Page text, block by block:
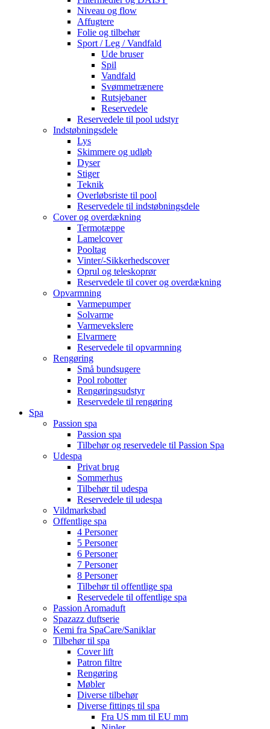
Niveau og flow
Affugtere
Folie og tilbehør
Sport / Leg / Vandfald
Ude bruser
Spil
Vandfald
Svømmetrænere
Rutsjebaner
Reservedele
Reservedele til pool udstyr
Indstøbningsdele
Lys
Skimmere og udløb
Dyser
Stiger
Teknik
Overløbsriste til pool
Reservedele til indstøbningsdele
Cover og overdækning
Termotæppe
Lamelcover
Pooltag
Vinter/-Sikkerhedscover
Oprul og teleskoprør
Reservedele til cover og overdækning
Opvarmning
Varmepumper
Solvarme
Varmevekslere
Elvarmere
Reservedele til opvarmning
Rengøring
Små bundsugere
Pool robotter
Rengøringsudstyr
Reservedele til rengøring
Spa
Passion spa
Passion spa
Tilbehør og reservedele til Passion Spa
Udespa
Privat brug
Sommerhus
Tilbehør til udespa
Reservedele til udespa
Vildmarksbad
Offentlige spa
4 Personer
5 Personer
6 Personer
7 Personer
8 Personer
Tilbehør til offentlige spa
Reservedele til offentlige spa
Passion Aromaduft
Spazazz duftserie
Kemi fra SpaCare/Saniklar
Tilbehør til spa
Cover lift
Patron filtre
Rengøring
Møbler
Diverse tilbehør
Diverse fittings til spa
Fra US mm til EU mm